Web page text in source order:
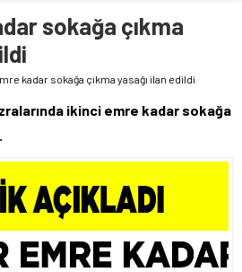
sokağa çıkma
kadar sokağa çıkma yasağı ilan edildi
ikinci emre kadar sokağa